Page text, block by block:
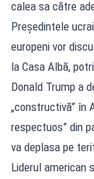
calea sa către
Președintele
europeni vor
la Casa Albă,
Donald Trump a
„constructivă” în
respectuos” din
va deplasa pe
Liderul american